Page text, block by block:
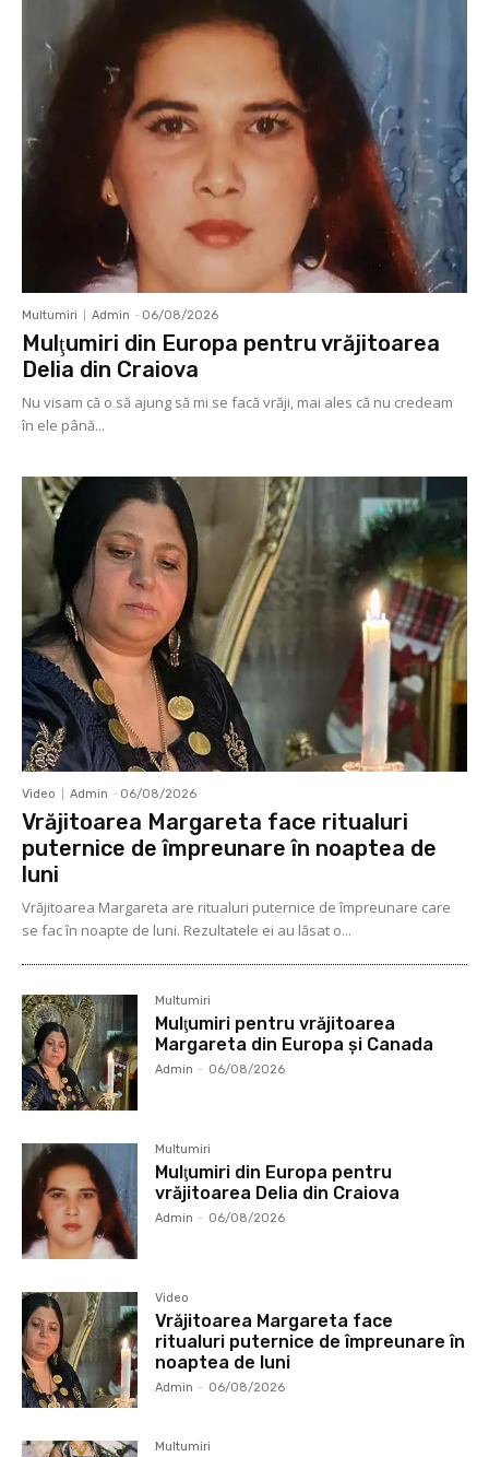
Multumiri Admin - 06/08/2026
Mulţumiri din Europa pentru vrăjitoarea
Delia din Craiova
Nu visam că o să ajung să mi se facă vrăji, mai ales că nu credeam
în ele până...
Video Admin - 06/08/2026
Vrăjitoarea Margareta face ritualuri
puternice de împreunare în noaptea de
luni
Vrăjitoarea Margareta are ritualuri puternice de împreunare care
se fac în noapte de luni. Rezultatele ei au lăsat o...
Multumiri
Mulţumiri pentru vrăjitoarea
Margareta din Europa și Canada
Admin - 06/08/2026
Multumiri
Mulţumiri din Europa pentru
vrăjitoarea Delia din Craiova
Admin - 06/08/2026
Video
Vrăjitoarea Margareta face
ritualuri puternice de împreunare în
noaptea de luni
Admin - 06/08/2026
Multumiri